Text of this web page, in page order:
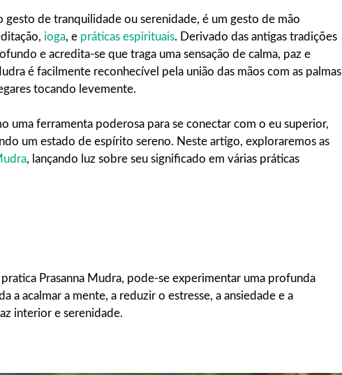
de tranquilidade ou serenidade, é um gesto de mão
ioga, e práticas espirituais. Derivado das antigas tradições
e acredita-se que traga uma sensação de calma, paz e
é facilmente reconhecível pela união das mãos com as palmas
tocando levemente.
uma ferramenta poderosa para se conectar com o eu superior,
um estado de espírito sereno. Neste artigo, exploraremos as
, lançando luz sobre seu significado em várias práticas
Prasanna Mudra, pode-se experimentar uma profunda
a acalmar a mente, a reduzir o estresse, a ansiedade e a
interior e serenidade.